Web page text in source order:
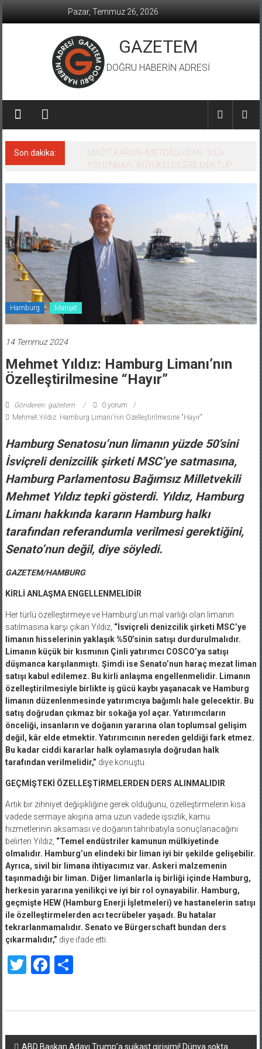
Pazar, Temmuz 26, 2026
GAZETEM
DOĞRU HABERİN ADRESİ
Son dakika:
MACİT KARAAHMETOĞLU’DAN ‘SILA
YOLU’NDAKİ ’BÜYÜKELÇİLERE MEKTUP
Hamburg Manşet
14 Temmuz 2024
Mehmet Yıldız: Hamburg Limanı’nın
Özelleştirilmesine “Hayır”
Gönderen: gazetem
0 yorum
Mehmet Yıldız: Hamburg Limanı'nın Özelleştirilmesine "Hayır"
Hamburg Senatosu’nun limanın yüzde 50’sini
İsviçreli denizcilik şirketi MSC’ye satmasına,
Hamburg Parlamentosu Bağımsız Milletvekili
Mehmet Yıldız tepki gösterdi. Yıldız, Hamburg
Limanı hakkında kararın Hamburg halkı
tarafından referandumla verilmesi gerektiğini,
Senato’nun değil, diye söyledi.
GAZETEM/HAMBURG
KİRLİ ANLAŞMA ENGELLENMELİDİR
Her türlü özelleştirmeye ve Hamburg’un mal varlığı olan limanın
satılmasına karşı çıkan Yıldız, “İsviçreli denizcilik şirketi MSC’ye
limanın hisselerinin yaklaşık %50’sinin satışı durdurulmalıdır.
Limanın küçük bir kısmının Çinli yatırımcı COSCO’ya satışı
düşmanca karşılanmıştı. Şimdi ise Senato’nun haraç mezat liman
satışı kabul edilemez. Bu kirli anlaşma engellenmelidir. Limanın
özelleştirilmesiyle birlikte iş gücü kaybı yaşanacak ve Hamburg
limanın düzenlenmesinde yatırımcıya bağımlı hale gelecektir. Bu
satış doğrudan çıkmaz bir sokağa yol açar. Yatırımcıların
önceliği, insanların ve doğanın yararına olan toplumsal gelişim
değil, kâr elde etmektir. Yatırımcının nereden geldiği fark etmez.
Bu kadar ciddi kararlar halk oylamasıyla doğrudan halk
tarafından verilmelidir,” diye konuştu.
GEÇMİŞTEKİ ÖZELLEŞTİRMELERDEN DERS ALINMALIDIR
Artık bir zihniyet değişikliğine gerek olduğunu, özelleştirmelerin kısa
vadede sermaye akışına ama uzun vadede işsizlik, kamu
hizmetlerinin aksaması ve doğanın tahribatıyla sonuçlanacağını
belirten Yıldız, “Temel endüstriler kamunun mülkiyetinde
olmalıdır. Hamburg’un elindeki bir liman iyi bir şekilde gelişebilir.
Ayrıca, sivil bir limana ihtiyacımız var. Askeri malzemenin
taşınmadığı bir liman. Diğer limanlarla iş birliği içinde Hamburg,
herkesin yararına yenilikçi ve iyi bir rol oynayabilir. Hamburg,
geçmişte HEW (Hamburg Enerji İşletmeleri) ve hastanelerin satışı
ile özelleştirmelerden acı tecrübeler yaşadı. Bu hatalar
tekrarlanmamalıdır. Senato ve Bürgerschaft bundan ders
çıkarmalıdır,” diye ifade etti.
TwitterFacebook
Share
Yazı
ABD Başkan Adayı Trump’a suikast girişimi! Dünya şokta…